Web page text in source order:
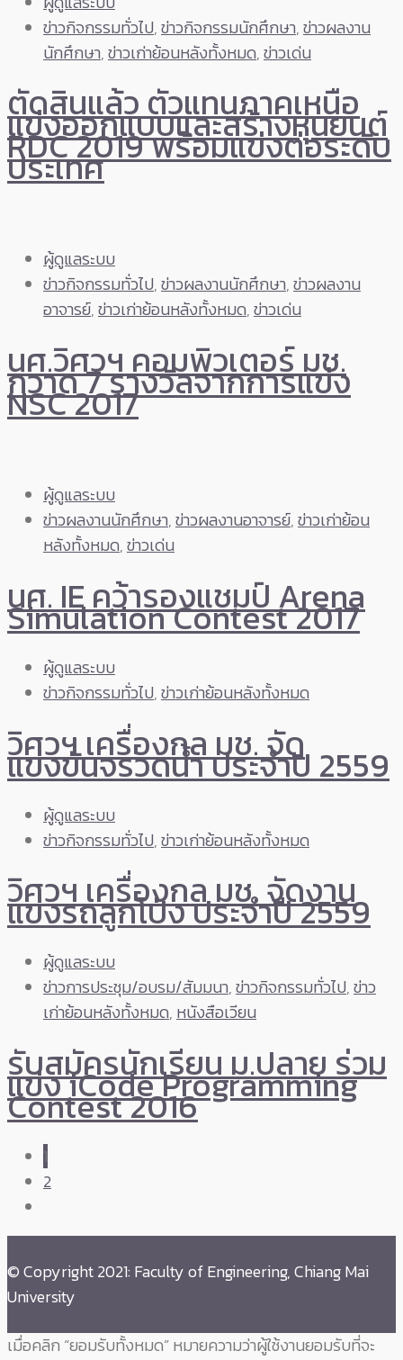
ข่าวกิจกรรมทั่วไป,ข่าวกิจกรรมนักศึกษา,ข่าวผลงาน
นักศึกษา,ข่าวเก่าย้อนหลังทั้งหมด,ข่าวเด่น
ตัดสินแล้ว ตัวแทนภาคเหนือ
แข่งออกแบบและสร้างหุ่นยนต์
RDC 2019 พร้อมแข่งต่อระดับ
ประเทศ
ผู้ดูแลระบบ
ข่าวกิจกรรมทั่วไป,ข่าวผลงานนักศึกษา,ข่าวผลงาน
อาจารย์,ข่าวเก่าย้อนหลังทั้งหมด,ข่าวเด่น
นศ.วิศวฯ คอมพิวเตอร์ มช.
กวาด 7 รางวัลจากการแข่ง
NSC 2017
ผู้ดูแลระบบ
ข่าวผลงานนักศึกษา,ข่าวผลงานอาจารย์,ข่าวเก่าย้อน
หลังทั้งหมด,ข่าวเด่น
นศ. IE คว้ารองแชมป์ Arena
Simulation Contest 2017
ผู้ดูแลระบบ
ข่าวกิจกรรมทั่วไป,ข่าวเก่าย้อนหลังทั้งหมด
วิศวฯ เครื่องกล มช. จัด
แข่งขันจรวดน้ำ ประจำปี 2559
ผู้ดูแลระบบ
ข่าวกิจกรรมทั่วไป,ข่าวเก่าย้อนหลังทั้งหมด
วิศวฯ เครื่องกล มช. จัดงาน
แข่งรถลูกโป่ง ประจำปี 2559
ผู้ดูแลระบบ
ข่าวการประชุม/อบรม/สัมมนา,ข่าวกิจกรรมทั่วไป,ข่าว
เก่าย้อนหลังทั้งหมด, หนังสือเวียน
รับสมัครนักเรียน ม.ปลาย ร่วม
แข่ง iCode Programming
Contest 2016
1
2
© Copyright 2021: Faculty of Engineering, Chiang Mai
University
เมื่อคลิก “ยอมรับทั้งหมด” หมายความว่าผู้ใช้งานยอมรับที่จะ